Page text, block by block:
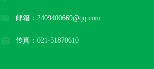
邮箱：2409400669@qq.com
传真：021-51870610